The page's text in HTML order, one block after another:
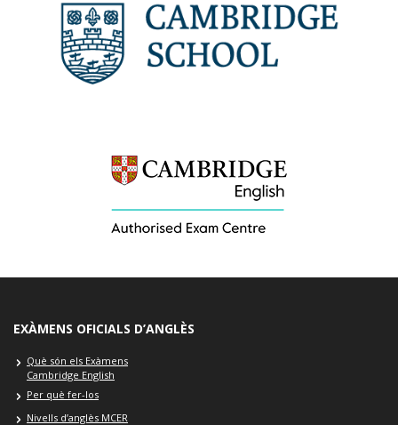
EXÀMENS OFICIALS D’ANGLÈS
Què són els Exàmens
Cambridge English
Per què fer-los
Nivells d’anglès MCER